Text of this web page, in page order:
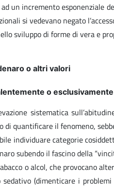
un incremento esponenziale
si vedevano negato
sviluppo di forme di vera e
o altri valori
o
sistematica
di quantificare il fenomeno,
individuare categorie
subendo il fascino della
o alcol, che provocano
(dimenticare i